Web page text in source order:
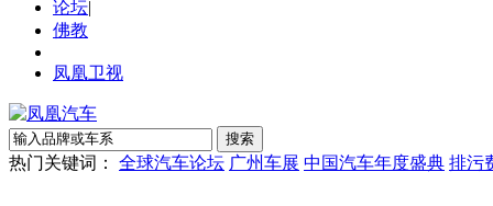
论坛|
佛教
凤凰卫视
热门关键词： 全球汽车论坛 广州车展 中国汽车年度盛典 排污